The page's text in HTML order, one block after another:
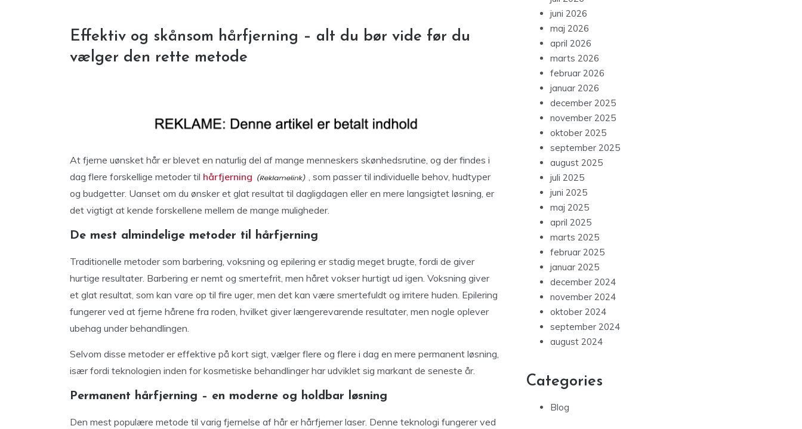
Effektiv og skånsom hårfjerning – alt du bør vide før du
vælger den rette metode
At fjerne uønsket hår er blevet en naturlig del af mange menneskers skønhedsrutine, og der findes i
dag flere forskellige metoder til hårfjerning
, som passer til individuelle behov, hudtyper
og budgetter. Uanset om du ønsker et glat resultat til dagligdagen eller en mere langsigtet løsning, er
det vigtigt at kende forskellene mellem de mange muligheder.
De mest almindelige metoder til hårfjerning
Traditionelle metoder som barbering, voksning og epilering er stadig meget brugte, fordi de giver
hurtige resultater. Barbering er nemt og smertefrit, men håret vokser hurtigt ud igen. Voksning giver
et glat resultat, som kan vare op til fire uger, men det kan være smertefuldt og irritere huden. Epilering
fungerer ved at fjerne hårene fra roden, hvilket giver længerevarende resultater, men nogle oplever
ubehag under behandlingen.
Selvom disse metoder er effektive på kort sigt, vælger flere og flere i dag en mere permanent løsning,
især fordi teknologien inden for kosmetiske behandlinger har udviklet sig markant de seneste år.
Permanent hårfjerning – en moderne og holdbar løsning
Den mest populære metode til varig fjernelse af hår er hårfjerner laser. Denne teknologi fungerer ved
juni 2026
maj 2026
april 2026
marts 2026
februar 2026
januar 2026
december 2025
november 2025
oktober 2025
september 2025
august 2025
juli 2025
juni 2025
maj 2025
april 2025
marts 2025
februar 2025
januar 2025
december 2024
november 2024
oktober 2024
september 2024
august 2024
Categories
Blog